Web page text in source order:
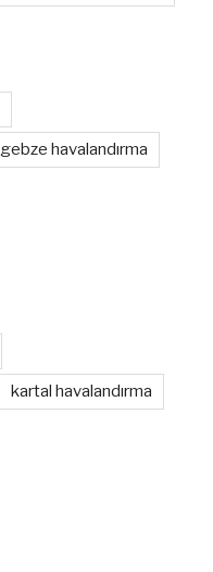
gebze havalandırma
kartal havalandırma